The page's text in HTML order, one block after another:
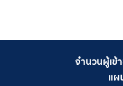
จำนวนผู้เข้
แผ